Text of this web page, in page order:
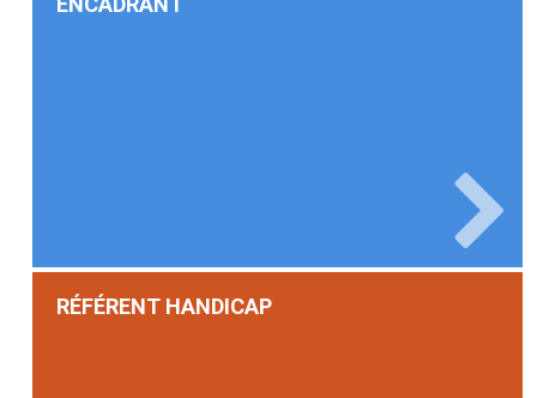
RÉFÉRENT HANDICAP